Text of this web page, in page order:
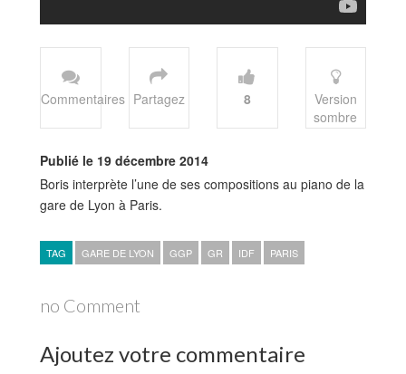
Commentaires Partagez 8
Version
sombre
Publié le 19 décembre 2014
Boris interprète l’une de ses compositions au piano de la
gare de Lyon à Paris.
TAG GARE DE LYON GGP GR IDF PARIS
no Comment
Ajoutez votre commentaire